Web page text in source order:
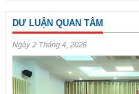
DƯ LUẬN QUAN TÂM
Ngày 2 Tháng 4, 2026